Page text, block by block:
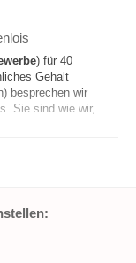
) für 40
Gehalt
besprechen wir
Sie sind wie wir,